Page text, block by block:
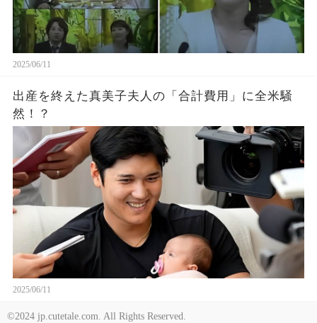
2025/06/11
出産を終えた真美子夫人の「合計費用」に全米騒
然！？
2025/06/11
©2024 jp.cutetale.com. All Rights Reserved.